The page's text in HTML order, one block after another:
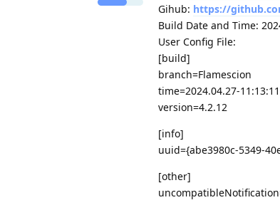
Gihub: https://
Build Date and Time:
User Config File:
[build]
branch=Flamescion
time=2024.04.27-11:13:11
version=4.2.12
[info]
uuid={abe3980c-5349-
[other]